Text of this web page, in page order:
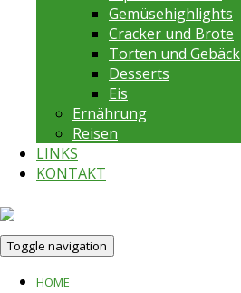
Gemüsehighlights
Cracker und Brote
Torten und Gebäck
Desserts
Eis
Ernährung
Reisen
LINKS
KONTAKT
Toggle navigation
HOME